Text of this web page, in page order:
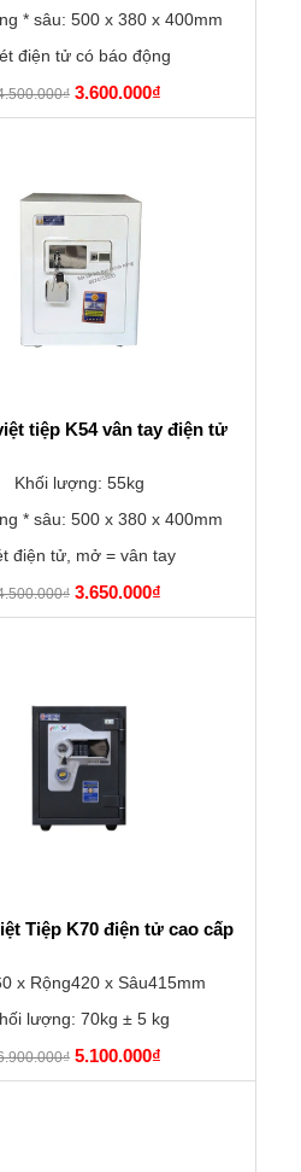
* sâu: 500 x 380 x 400mm
điện tử có báo động
3.600.000₫
tiệp K54 vân tay điện tử
Khối lượng: 55kg
* sâu: 500 x 380 x 400mm
điện tử, mở = vân tay
3.650.000₫
Tiệp K70 điện tử cao cấp
x Rộng420 x Sâu415mm
lượng: 70kg ± 5 kg
5.100.000₫